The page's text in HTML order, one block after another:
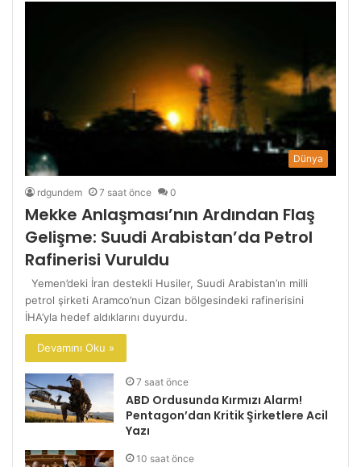
Dünya
rdgundem 7 saat önce 0
Mekke Anlaşması’nın Ardından Flaş
Gelişme: Suudi Arabistan’da Petrol
Rafinerisi Vuruldu
Yemen’deki İran destekli Husiler, Suudi Arabistan’ın milli
petrol şirketi Aramco’nun Cizan bölgesindeki rafinerisini
İHA’yla hedef aldıklarını duyurdu.
Devamını Oku »
7 saat önce
ABD Ordusunda Kırmızı Alarm!
Pentagon’dan Kritik Şirketlere Acil
Yazı
10 saat önce